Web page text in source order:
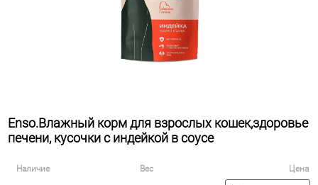
Enso.Влажный корм для взрослых кошек,здоровье
печени, кусочки с индейкой в соусе
Наличие Вес Цена